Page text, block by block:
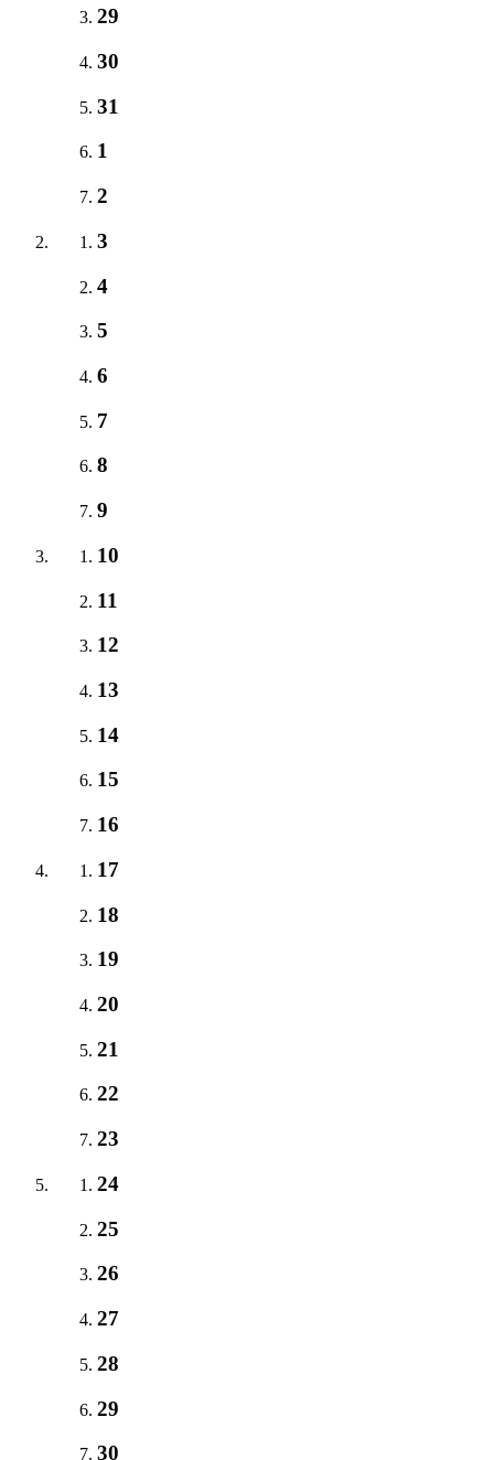
29
30
31
1
2
3
4
5
6
7
8
9
10
11
12
13
14
15
16
17
18
19
20
21
22
23
24
25
26
27
28
29
30